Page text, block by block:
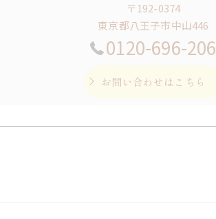
〒192-0374
東京都八王子市中山446
0120-696-206
お問い合わせはこちら